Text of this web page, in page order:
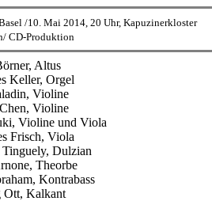
/10. Mai 2014, 20 Uhr, Kapuzinerkloster
CD-Produktion
Altus
Keller, Orgel
Violine
Violine
Violine und Viola
Frisch, Viola
Dulzian
Theorbe
Kontrabass
Ott, Kalkant